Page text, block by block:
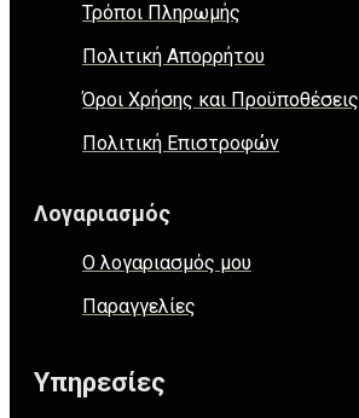
Τρόποι Πληρωμής
Πολιτική Απορρήτου
Όροι Χρήσης και Προϋποθέσεις
Πολιτική Επιστροφών
Λογαριασμός
Ο λογαριασμός μου
Παραγγελίες
Υπηρεσίες